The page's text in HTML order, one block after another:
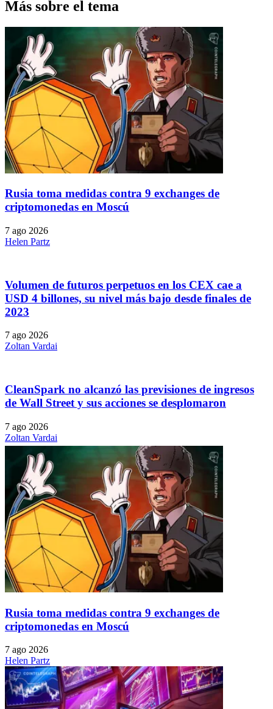
Más sobre el tema
Rusia toma medidas contra 9 exchanges de
criptomonedas en Moscú
7 ago 2026
Helen Partz
Volumen de futuros perpetuos en los CEX cae a
USD 4 billones, su nivel más bajo desde finales de
2023
7 ago 2026
Zoltan Vardai
CleanSpark no alcanzó las previsiones de ingresos
de Wall Street y sus acciones se desplomaron
7 ago 2026
Zoltan Vardai
Rusia toma medidas contra 9 exchanges de
criptomonedas en Moscú
7 ago 2026
Helen Partz